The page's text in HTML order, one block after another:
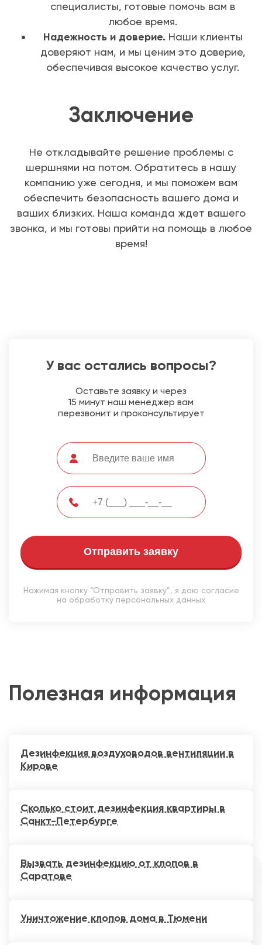
специалисты, готовые помочь вам в
любое время.
Надежность и доверие. Наши клиенты
доверяют нам, и мы ценим это доверие,
обеспечивая высокое качество услуг.
Заключение
Не откладывайте решение проблемы с
шершнями на потом. Обратитесь в нашу
компанию уже сегодня, и мы поможем вам
обеспечить безопасность вашего дома и
ваших близких. Наша команда ждет вашего
звонка, и мы готовы прийти на помощь в любое
время!
У вас остались вопросы?
Оставьте заявку и через
15 минут наш менеджер вам
перезвонит и проконсультирует
Отправить заявку
Нажимая кнопку “Отправить заявку”, я даю согласие
на обработку персональных данных
Полезная информация
Дезинфекция воздуховодов вентиляции в
Кирове
Сколько стоит дезинфекция квартиры в
Санкт-Петербурге
Вызвать дезинфекцию от клопов в
Саратове
Уничтожение клопов дома в Тюмени